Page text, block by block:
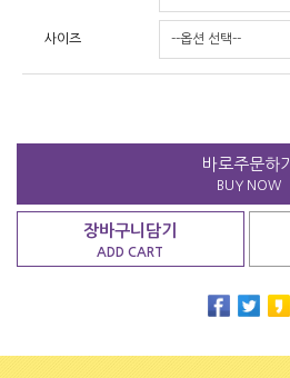
사이즈
바로주문하기
BUY NOW
장바구니담기
ADD CART